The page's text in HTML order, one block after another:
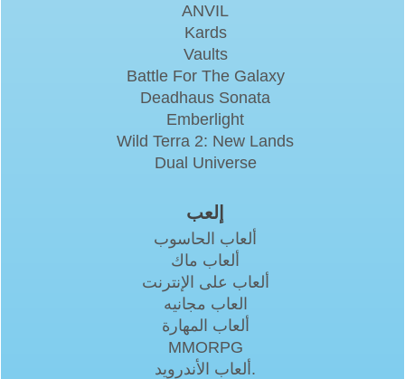
ANVIL
Kards
Vaults
Battle For The Galaxy
Deadhaus Sonata
Emberlight
Wild Terra 2: New Lands
Dual Universe
إلعب
ألعاب الحاسوب
ألعاب ماك
ألعاب على الإنترنت
العاب مجانيه
ألعاب المهارة
MMORPG
ألعاب الأندرويد.